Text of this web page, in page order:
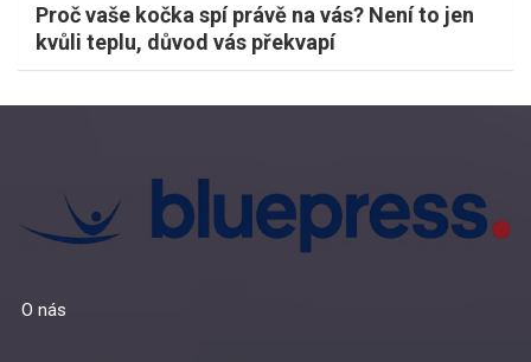
Proč vaše kočka spí právě na vás? Není to jen
kvůli teplu, důvod vás překvapí
O nás